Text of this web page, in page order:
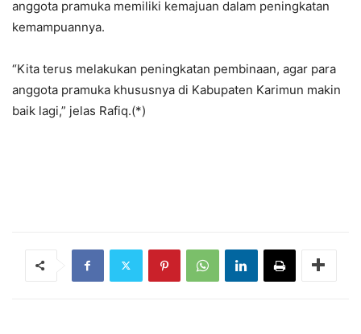
anggota pramuka memiliki kemajuan dalam peningkatan
kemampuannya.
“Kita terus melakukan peningkatan pembinaan, agar para
anggota pramuka khususnya di Kabupaten Karimun makin
baik lagi,” jelas Rafiq.(*)